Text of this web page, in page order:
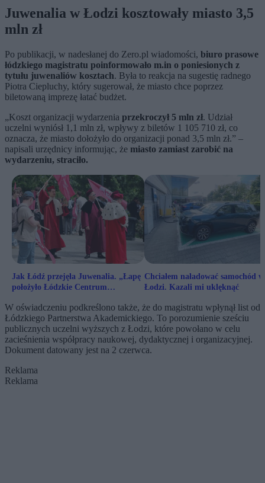
Juwenalia w Łodzi kosztowały miasto 3,5
mln zł
Po publikacji, w nadesłanej do Zero.pl wiadomości, biuro prasowe
łódzkiego magistratu poinformowało m.in o poniesionych z
tytułu juwenaliów kosztach. Była to reakcja na sugestię radnego
Piotra Ciepluchy, który sugerował, że miasto chce poprzez
biletowaną imprezę łatać budżet.
„Koszt organizacji wydarzenia przekroczył 5 mln zł. Udział
uczelni wyniósł 1,1 mln zł, wpływy z biletów 1 105 710 zł, co
oznacza, że miasto dołożyło do organizacji ponad 3,5 mln zł.” –
napisali urzędnicy informując, że miasto zamiast zarobić na
wydarzeniu, straciło.
Jak Łódź przejęła Juwenalia. „Łapę
położyło Łódzkie Centrum
Chciałem naładować samochód w
Łodzi. Kazali mi uklęknąć
W oświadczeniu podkreślono także, że do magistratu wpłynął list od
Łódzkiego Partnerstwa Akademickiego. To porozumienie sześciu
publicznych uczelni wyższych z Łodzi, które powołano w celu
zacieśnienia współpracy naukowej, dydaktycznej i organizacyjnej.
Dokument datowany jest na 2 czerwca.
Reklama
Reklama